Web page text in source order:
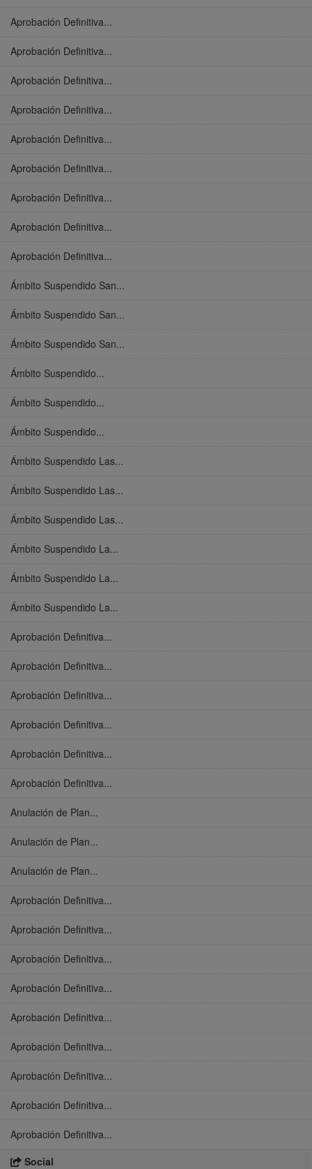
Aprobación Definitiva...
Aprobación Definitiva...
Aprobación Definitiva...
Aprobación Definitiva...
Aprobación Definitiva...
Aprobación Definitiva...
Aprobación Definitiva...
Aprobación Definitiva...
Aprobación Definitiva...
Ámbito Suspendido San...
Ámbito Suspendido San...
Ámbito Suspendido San...
Ámbito Suspendido...
Ámbito Suspendido...
Ámbito Suspendido...
Ámbito Suspendido Las...
Ámbito Suspendido Las...
Ámbito Suspendido Las...
Ámbito Suspendido La...
Ámbito Suspendido La...
Ámbito Suspendido La...
Aprobación Definitiva...
Aprobación Definitiva...
Aprobación Definitiva...
Aprobación Definitiva...
Aprobación Definitiva...
Aprobación Definitiva...
Anulación de Plan...
Anulación de Plan...
Anulación de Plan...
Aprobación Definitiva...
Aprobación Definitiva...
Aprobación Definitiva...
Aprobación Definitiva...
Aprobación Definitiva...
Aprobación Definitiva...
Aprobación Definitiva...
Aprobación Definitiva...
Aprobación Definitiva...
Social